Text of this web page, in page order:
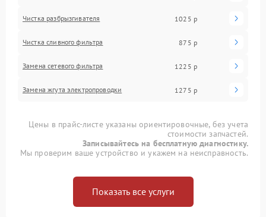
Чистка разбрызгивателя 1025 р
Чистка сливного фильтра 875 р
Замена сетевого фильтра 1225 р
Замена жгута электропроводки 1275 р
Цены в прайс-листе указаны ориентировочные, без учета
стоимости запчастей.
Записывайтесь на бесплатную диагностику.
Мы проверим ваше устройство и укажем на неисправность.
Показать все услуги